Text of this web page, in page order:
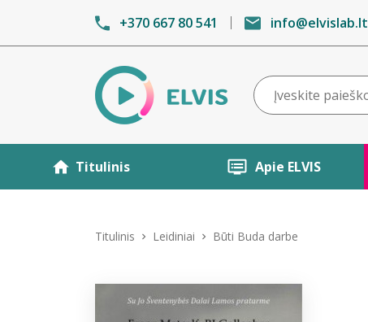
+370 667 80 541 info@elvislab.lt
Titulinis Apie ELVIS
Titulinis Leidiniai Būti Buda darbe